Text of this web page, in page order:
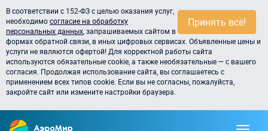
Принять всё!
В соответствии с 152-ФЗ с целью оказания услуг,
необходимосогласие на обработку
персональных данных , запрашиваемых сайтом в
формах обратной связи, в иных цифровых сервисах. Объявленные цены и
услуги не являются офертой! Для корректной работы сайта
используются обязательные cookie, а также необязательные — с вашего
согласия. Продолжая использование сайта, вы соглашаетесь с
применением всех типов cookie. Если вы не согласны, пожалуйста,
закройте сайт или измените настройки браузера.